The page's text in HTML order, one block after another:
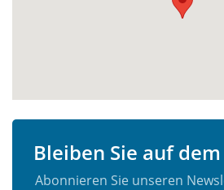
Bleiben Sie auf
Abonnieren Sie unseren